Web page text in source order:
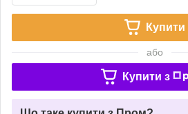
Купити
або
Купити з